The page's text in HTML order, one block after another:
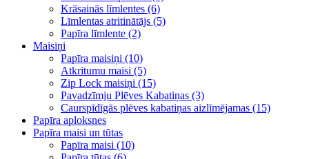
Krāsainās līmlentes (6)
Līmlentas atritinātājs (5)
Papīra līmlente (2)
Maisiņi
Papīra maisiņi (10)
Atkritumu maisi (5)
Zip Lock maisiņi (15)
Pavadzīmju Plēves Kabatiņas (3)
Caurspīdīgās plēves kabatiņas aizlīmējamas (15)
Papīra aploksnes
Papīra maisi un tūtas
Papīra maisi (10)